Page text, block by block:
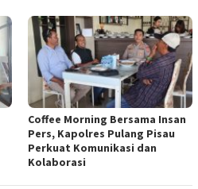
Coffee Morning Bersama Insan
Pers, Kapolres Pulang Pisau
Perkuat Komunikasi dan
Kolaborasi